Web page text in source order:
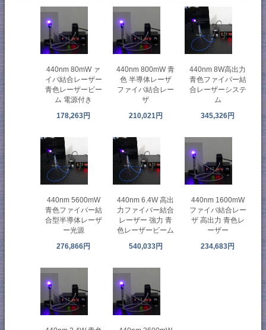
440nm 80mW ァ
イバ結合レーザー
青色レーザービー
ム 電源付き
178,263円
440nm 800mW 青
色 半導体レーザ
ファイバ結合レー
ザ
210,021円
440nm 8W高出力
青色ファイバー結
合レーザーシステ
ム
345,326円
440nm 5600mW
青色ファイバー結
合型半導体レーザ
ー光源
276,866円
440nm 6.4W 高出
力ファイバー結合
レーザー 強力 青
色レーザービーム
540,033円
440nm 1600mW
ファイバ結合レー
ザ 高出力 青色レ
ーザー
234,683円